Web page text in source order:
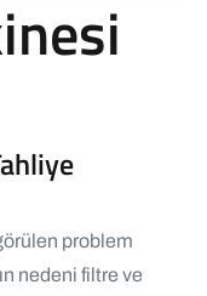
problem
nedeni filtre ve